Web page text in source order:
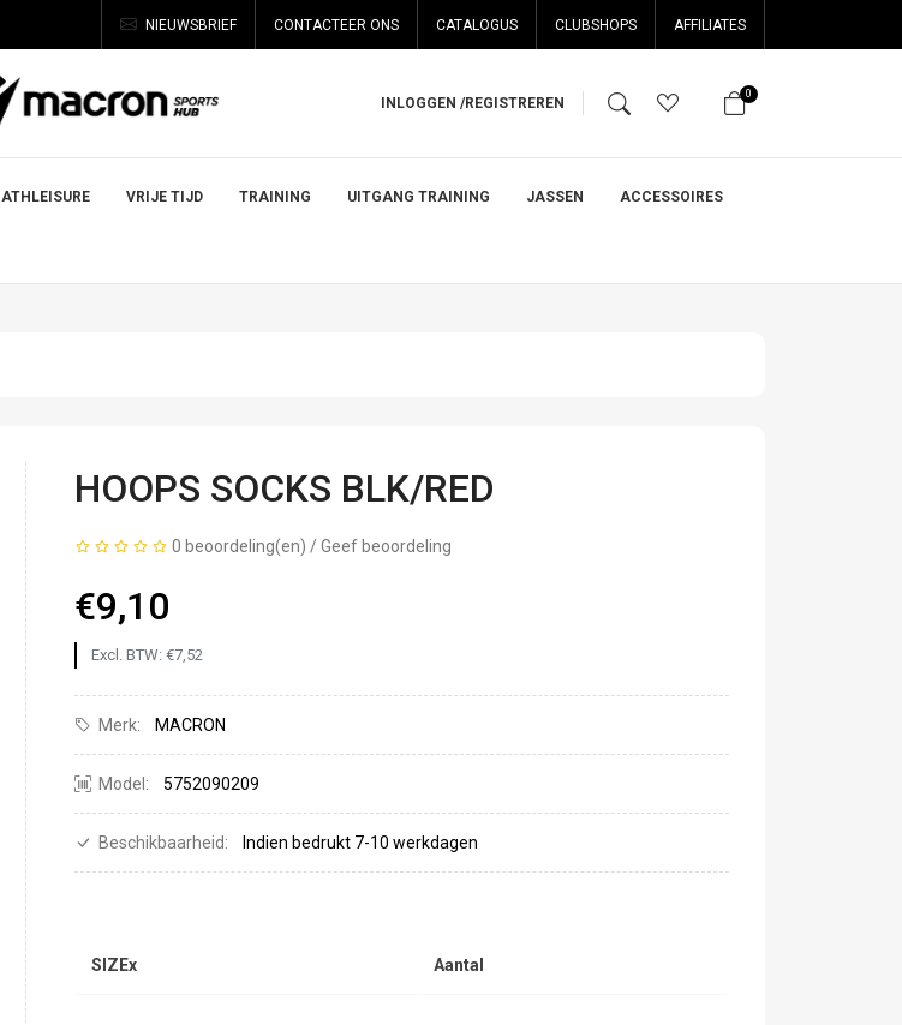
NIEUWSBRIEF CONTACTEER ONS CATALOGUS CLUBSHOPS AFFILIATES
INLOGGEN /REGISTREREN
0
ATHLEISURE VRIJE TIJD TRAINING UITGANG TRAINING JASSEN ACCESSOIRES
HOOPS SOCKS BLK/RED
0 beoordeling(en) /Geef beoordeling
€9,10
Excl. BTW: €7,52
Merk: MACRON
Model: 5752090209
Beschikbaarheid: Indien bedrukt 7-10 werkdagen
SIZEx Aantal